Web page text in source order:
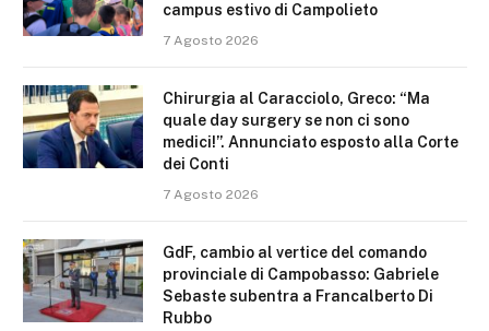
campus estivo di Campolieto
7 Agosto 2026
Chirurgia al Caracciolo, Greco: “Ma
quale day surgery se non ci sono
medici!”. Annunciato esposto alla Corte
dei Conti
7 Agosto 2026
GdF, cambio al vertice del comando
provinciale di Campobasso: Gabriele
Sebaste subentra a Francalberto Di
Rubbo